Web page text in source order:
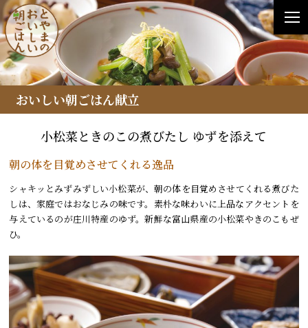
おいしい朝ごはん献立
小松菜ときのこの煮びたし ゆずを添えて
朝の体を目覚めさせてくれる逸品
シャキッとみずみずしい小松菜が、朝の体を目覚めさせてくれる煮びた
しは、家庭ではおなじみの味です。素朴な味わいに上品なアクセントを
与えているのが庄川特産のゆず。新鮮な富山県産の小松菜やきのこもぜ
ひ。